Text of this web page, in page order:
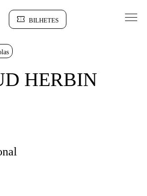
BILHETES
HERBIN